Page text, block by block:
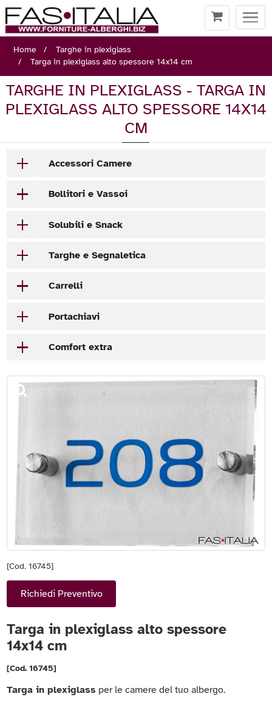
Home
Targhe in plexiglass
Targa in plexiglass alto spessore 14x14 cm
TARGHE IN PLEXIGLASS - TARGA IN
PLEXIGLASS ALTO SPESSORE 14X14
CM
Accessori Camere
Bollitori e Vassoi
Solubili e Snack
Targhe e Segnaletica
Carrelli
Portachiavi
Comfort extra
[Cod. 16745]
Richiedi Preventivo
Targa in plexiglass alto spessore
14x14 cm
[Cod. 16745]
Targa in plexiglass per le camere del tuo albergo.